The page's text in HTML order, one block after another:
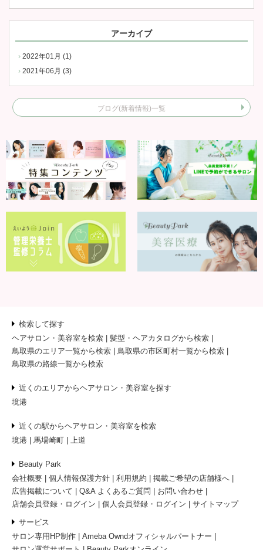
アーカイブ
2022年01月 (1)
2021年06月 (3)
ブログ(新着情報)一覧
検索して探す
ヘアサロン・美容室を検索
髪型・ヘアカタログから検索
鳥取県のエリア一覧から検索
鳥取県の市区町村一覧から検索
鳥取県の路線一覧から検索
近くのエリアからヘアサロン・美容室を探す
境港
近くの駅からヘアサロン・美容室を検索
境港
馬場崎町 上道
Beauty Park
会社概要
個人情報保護方針 利用規約
掲載ご希望の店舗様へ
広告掲載について
Q&A よくあるご質問
お問い合わせ
店舗会員登録・ログイン
個人会員登録・ログイン サイトマップ
サービス
サロン専用HP制作
Ameba Owndオフィシャルパートナー